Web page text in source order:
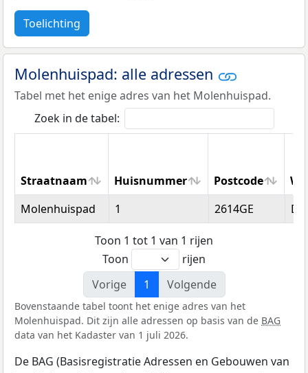
Toelichting
Molenhuispad: alle adressen
Tabel met het enige adres van het Molenhuispad.
Zoek in de tabel:
Straatnaam Huisnummer Postcode
Straatnaam
Huisnummer Postcode
Molenhuispad 1 2614GE
Toon 1 tot 1 van 1 rijen
Toon
rijen
Vorige
1 Volgende
Bovenstaande tabel toont het enige adres van het
Molenhuispad. Dit zijn alle adressen op basis van de BAG
data van het Kadaster van 1 juli 2026.
De BAG (Basisregistratie Adressen en Gebouwen van